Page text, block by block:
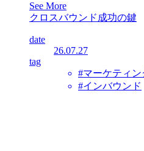
See More
クロスバウンド成功の鍵
date
26.07.27
tag
#マーケティン
#インバウンド